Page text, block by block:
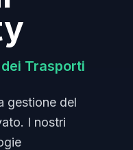
Trasporti
gestione del
I nostri